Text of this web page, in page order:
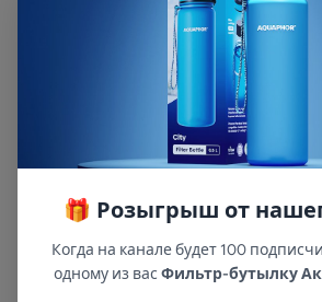
Описание и характеристики
🎁 Розыгрыш от
Когда на канале будет 100
одному из вас Фильтр-бутылку